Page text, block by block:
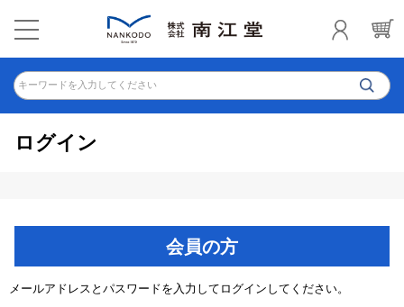
キーワードを入力してください
ログイン
会員の方
メールアドレスとパスワードを入力してログインしてください。